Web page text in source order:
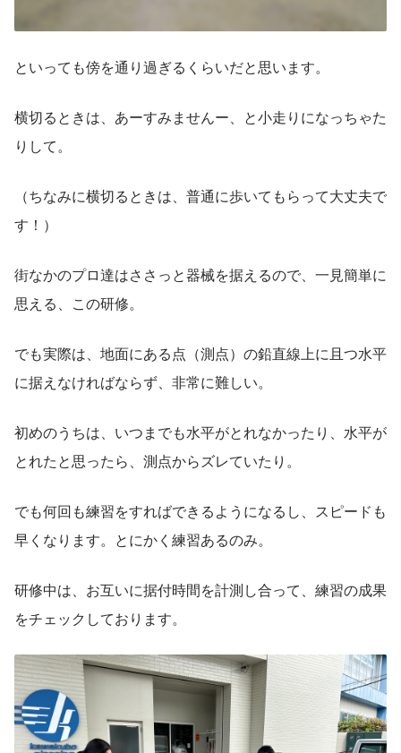
といっても傍を通り過ぎるくらいだと思います。
横切るときは、あーすみませんー、と小走りになっちゃた
りして。
（ちなみに横切るときは、普通に歩いてもらって大丈夫で
す！）
街なかのプロ達はささっと器械を据えるので、一見簡単に
思える、この研修。
でも実際は、地面にある点（測点）の鉛直線上に且つ水平
に据えなければならず、非常に難しい。
初めのうちは、いつまでも水平がとれなかったり、水平が
とれたと思ったら、測点からズレていたり。
でも何回も練習をすればできるようになるし、スピードも
早くなります。とにかく練習あるのみ。
研修中は、お互いに据付時間を計測し合って、練習の成果
をチェックしております。